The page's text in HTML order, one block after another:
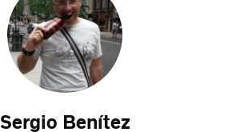
Sergio Benítez